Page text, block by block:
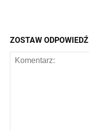
ZOSTAW ODPOWIEDŹ